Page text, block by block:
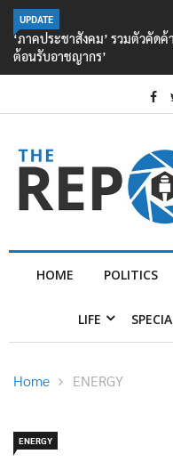
UPDATE
‘ภาคประชาสังคม’ รวมตัวคัดค้
ต้อนรับอาชญากร’
HOME POLITICS
LIFE
Home ENERGY
ENERGY